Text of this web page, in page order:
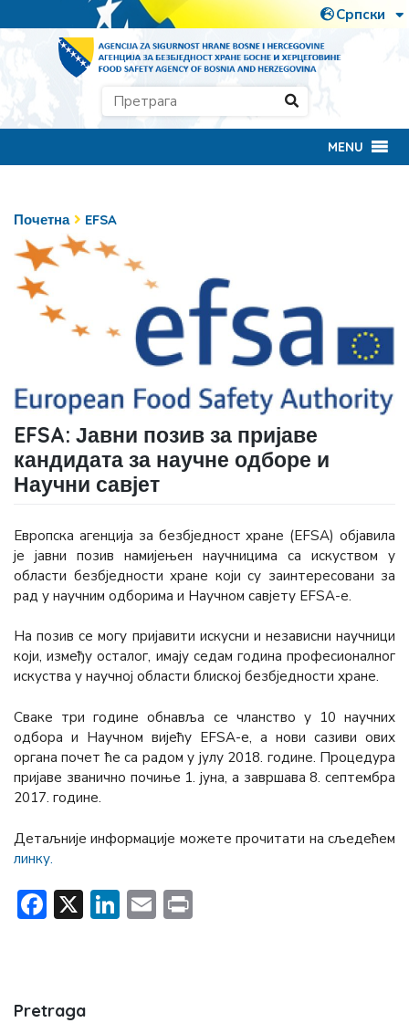
MENU
Почетна EFSA
EFSA: Јавни позив за пријаве
кандидата за научне одборе и
Научни савјет
Европска агенција за безбједност хране (EFSA) објавила
је јавни позив намијењен научницима са искуством у
области безбједности хране који су заинтересовани за
рад у научним одборима и Научном савјету EFSA-е.
На позив се могу пријавити искусни и независни научници
који, између осталог, имају седам година професионалног
искуства у научној области блиској безбједности хране.
Сваке три године обнавља се чланство у 10 научних
одбора и Научном вијећу EFSA-e, а нови сазиви ових
органа почет ће са радом у јулу 2018. године. Процедура
пријаве званично почиње 1. јуна, а завршава 8. септембра
2017. године.
Детаљније информације можете прочитати на сљедећем
линку.
Facebook
X LinkedIn
Email
Pretraga